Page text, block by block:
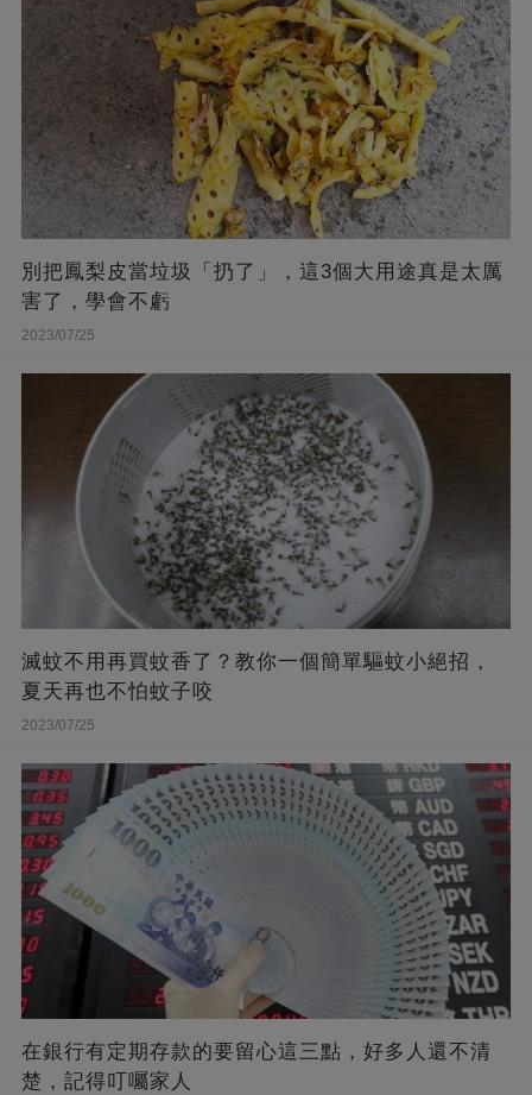
別把鳳梨皮當垃圾「扔了」，這3個大用途真是太厲
害了，學會不虧
2023/07/25
滅蚊不用再買蚊香了？教你一個簡單驅蚊小絕招，
夏天再也不怕蚊子咬
2023/07/25
在銀行有定期存款的要留心這三點，好多人還不清
楚，記得叮囑家人